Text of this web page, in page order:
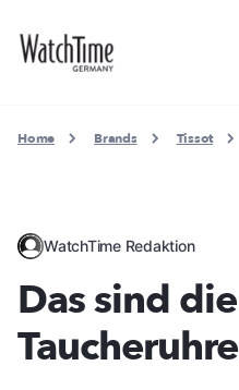
Home Brands Tissot
WatchTime Redaktion
Das sind